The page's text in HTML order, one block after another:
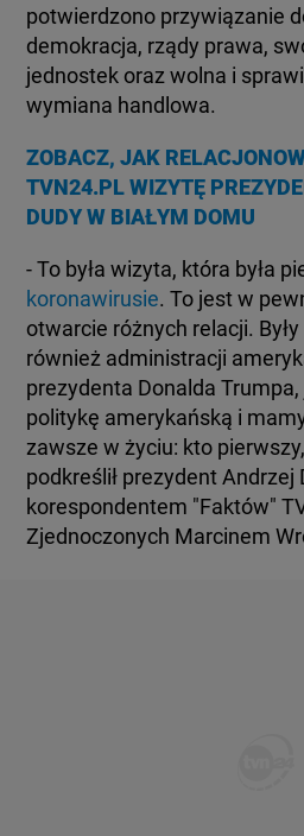
potwierdzono przywiązanie
demokracja, rządy prawa,
jednostek oraz wolna i
wymiana handlowa.
ZOBACZ, JAK
TVN24.PL WIZYTĘ
DUDY W BIAŁYM DOMU
- To była wizyta, która była
koronawirusie. To jest w
otwarcie różnych relacji.
również administracji
prezydenta Donalda
politykę amerykańską i
zawsze w życiu: kto
podkreślił prezydent
korespondentem "Faktów"
Zjednoczonych Marcinem
SZCZECIN
BIAŁYSTOK
RAPORTY
TVN24 УКРАЇНСЬКОЮ
WIĘCEJ
KANAŁY
REGULAMIN SERWISU
POLITYKA PRYWATNOŚCI
Copyright (C) 1997-2025 Korzystanie z materiałów
o.o. wymaga wcześniejszej zgody TVN S.A./ TVN